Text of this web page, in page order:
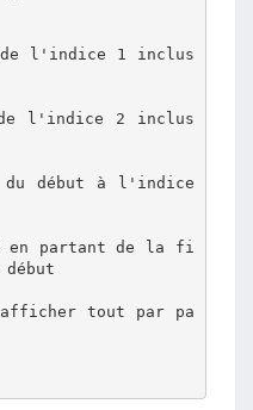
de l'indice 1 inclus
de l'indice 2 inclus
du début à l'indice
en partant de la fi
afficher tout par pa